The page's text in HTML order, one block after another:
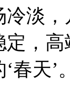
淡
，高
春天